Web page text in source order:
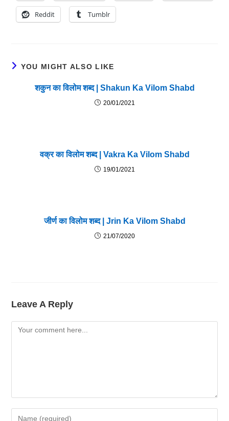
Reddit Tumblr
YOU MIGHT ALSO LIKE
शकुन का विलोम शब्द | Shakun Ka Vilom Shabd
20/01/2021
वक्र का विलोम शब्द | Vakra Ka Vilom Shabd
19/01/2021
जीर्ण का विलोम शब्द | Jrin Ka Vilom Shabd
21/07/2020
Leave A Reply
Comment